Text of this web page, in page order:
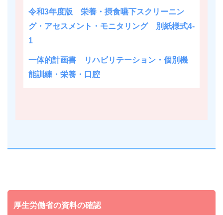
令和3年度版 栄養・摂食嚥下スクリーニン
グ・アセスメント・モニタリング 別紙様式4-
1
一体的計画書 リハビリテーション・個別機
能訓練・栄養・口腔
厚生労働省の資料の確認